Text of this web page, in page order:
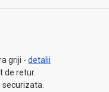
griji - detalii
de retur.
securizata.